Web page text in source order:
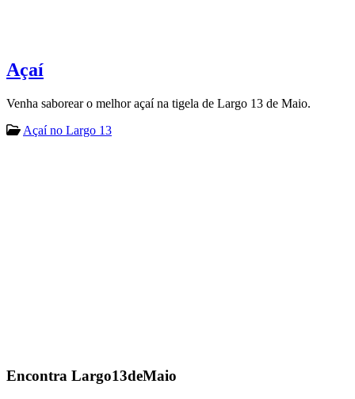
Açaí
Venha saborear o melhor açaí na tigela de Largo 13 de Maio.
Açaí no Largo 13
Encontra Largo13deMaio